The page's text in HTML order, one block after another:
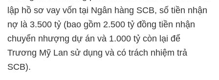
lập hồ sơ vay vốn tại Ngân hàng SCB, số tiền nhận
nợ là 3.500 tỷ (bao gồm 2.500 tỷ đồng tiền nhận
chuyển nhượng dự án và 1.000 tỷ còn lại để
Trương Mỹ Lan sử dụng và có trách nhiệm trả
SCB).